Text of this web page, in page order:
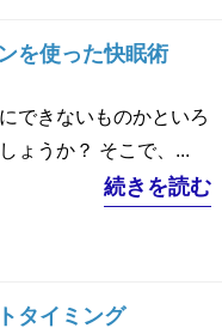
を使った快眠術
できないものかといろ
ょうか？ そこで、...
続きを読む
タイミング